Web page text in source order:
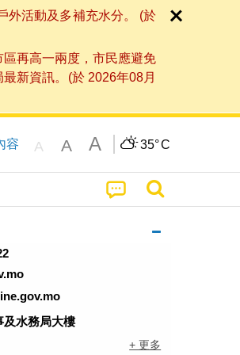
外活動及多補充水分。 (於
再高一兩度，市民應避免
新資訊。(於 2026年08月
容 A A A 35°C
及水務局大樓
+ 更多